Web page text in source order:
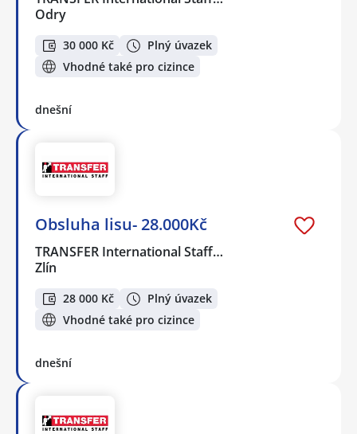
Odry
30 000 Kč
Plný úvazek
Vhodné také pro cizince
dnešní
Obsluha lisu- 28.000Kč
TRANSFER International Staff…
Zlín
28 000 Kč
Plný úvazek
Vhodné také pro cizince
dnešní